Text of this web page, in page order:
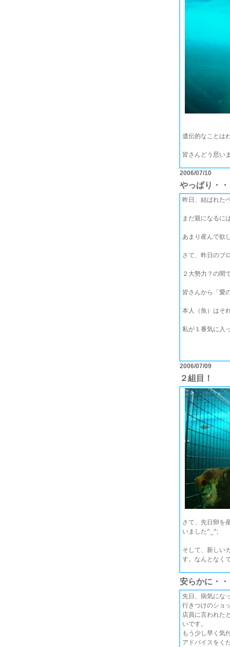
遺伝的なことは
皆さんどう思い
2006/07/10
やっぱり・
昨日、結ばれた
まだ親になるに
あまり産んで欲
さて、昨日のブ
２大勢力？の間
皆さんから「愛
本人（魚）はそ
私が１番気に入
2006/07/09
２組目！
さて、先日卵を
いました^_^;
そして、新しい
す。なんとなく
安らかに・
先日、病気にな
行きつけのショ
店員に言われた
いです。
もう少し早く気
アドバイスをく